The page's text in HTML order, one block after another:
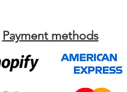
Payment methods